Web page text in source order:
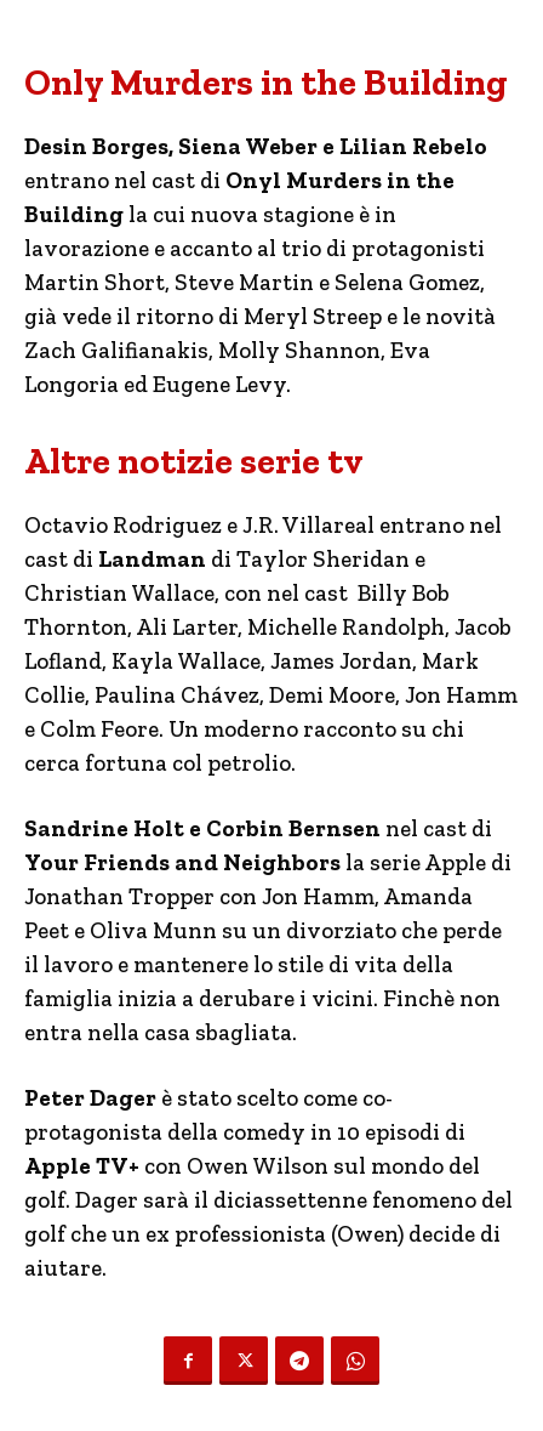
Only Murders in the Building
Desin Borges, Siena Weber e Lilian Rebelo
entrano nel cast di Onyl Murders in the
Building la cui nuova stagione è in
lavorazione e accanto al trio di protagonisti
Martin Short, Steve Martin e Selena Gomez,
già vede il ritorno di Meryl Streep e le novità
Zach Galifianakis, Molly Shannon, Eva
Longoria ed Eugene Levy.
Altre notizie serie tv
Octavio Rodriguez e J.R. Villareal entrano nel
cast di Landman di Taylor Sheridan e
Christian Wallace, con nel cast Billy Bob
Thornton, Ali Larter, Michelle Randolph, Jacob
Lofland, Kayla Wallace, James Jordan, Mark
Collie, Paulina Chávez, Demi Moore, Jon Hamm
e Colm Feore. Un moderno racconto su chi
cerca fortuna col petrolio.
Sandrine Holt e Corbin Bernsen nel cast di
Your Friends and Neighbors la serie Apple di
Jonathan Tropper con Jon Hamm, Amanda
Peet e Oliva Munn su un divorziato che perde
il lavoro e mantenere lo stile di vita della
famiglia inizia a derubare i vicini. Finchè non
entra nella casa sbagliata.
Peter Dager è stato scelto come co-
protagonista della comedy in 10 episodi di
Apple TV+ con Owen Wilson sul mondo del
golf. Dager sarà il diciassettenne fenomeno del
golf che un ex professionista (Owen) decide di
aiutare.